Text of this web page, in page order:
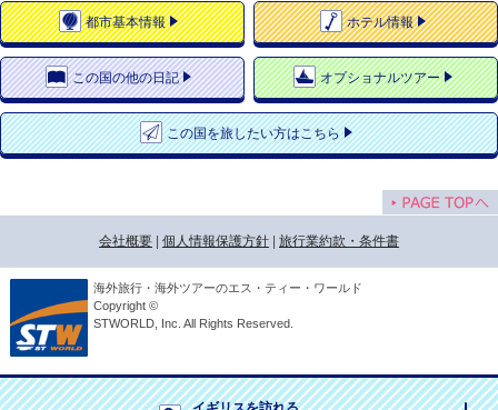
都市基本情報 ホテル情報
この国の他の日記 オプショナルツアー
この国を旅したい方はこちら
会社概要 | 個人情報保護方針 | 旅行業約款・条件書
海外旅行・海外ツアーのエス・ティー・ワールド
Copyright ©
STWORLD, Inc. All Rights Reserved.